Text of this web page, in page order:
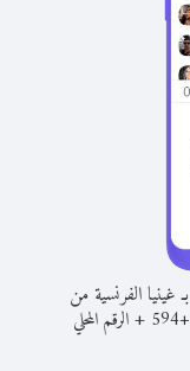
غينيا الفرنسية من
+
594
+الرقم المحلي